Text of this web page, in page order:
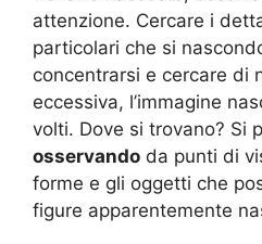
attenzione. Cercare i
particolari che si
concentrarsi e cercare di
eccessiva, l’immagine
volti. Dove si trovano? Si
osservando da punti di
forme e gli oggetti che
figure apparentemente